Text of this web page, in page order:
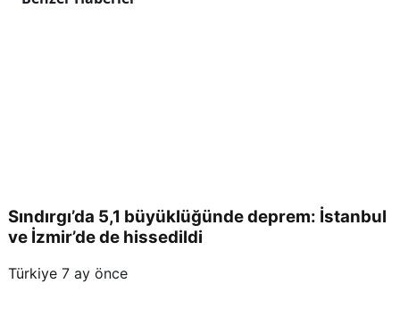
Sındırgı’da 5,1 büyüklüğünde deprem: İstanbul
ve İzmir’de de hissedildi
Türkiye 7 ay önce